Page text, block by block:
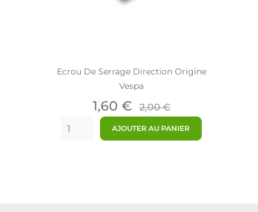
Ecrou De Serrage Direction Origine
Vespa
Prix
1,60 € Prix
de
base
2,00 €
AJOUTER AU PANIER